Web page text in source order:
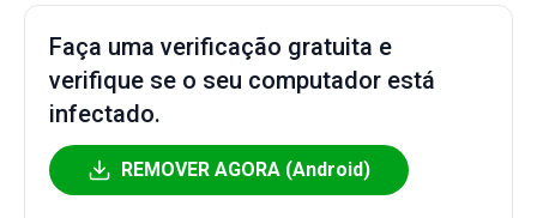
Faça uma verificação gratuita e
verifique se o seu computador está
infectado.
REMOVER AGORA (Android)